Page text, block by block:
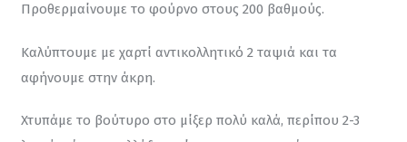
Προθερμαίνουμε το φούρνο στους 200 βαθμούς.
Καλύπτουμε με χαρτί αντικολλητικό 2 ταψιά και τα
αφήνουμε στην άκρη.
Χτυπάμε το βούτυρο στο μίξερ πολύ καλά, περίπου 2-3